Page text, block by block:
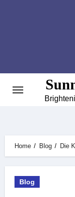
Home Blog Die
Blog